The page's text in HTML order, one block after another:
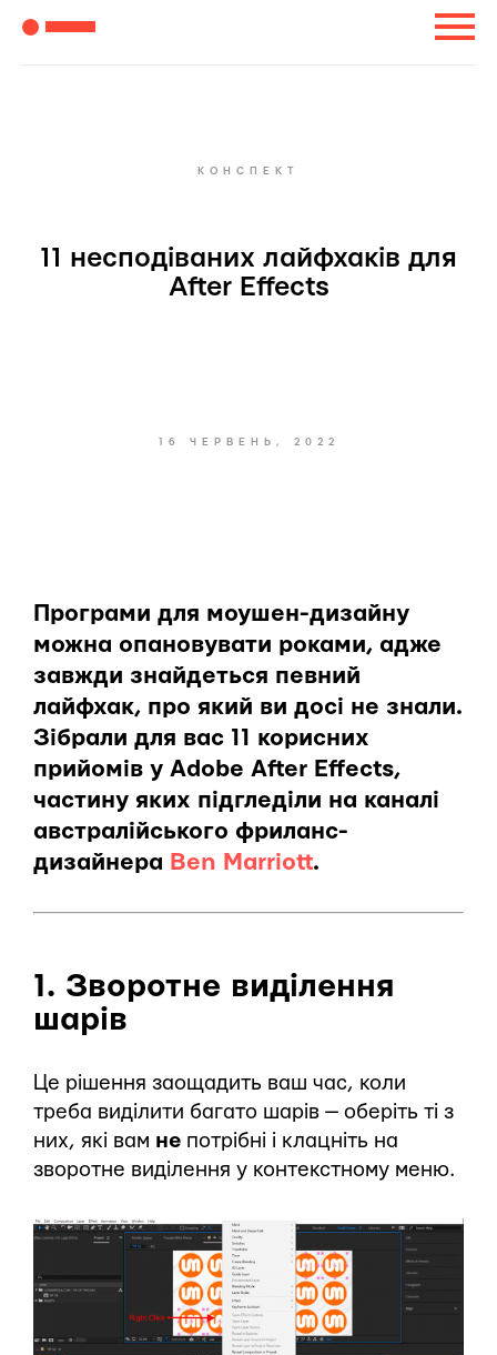
КОНСПЕКТ
11 несподіваних лайфхаків для
After Effects
16 ЧЕРВЕНЬ, 2022
Програми для моушен-дизайну
можна опановувати роками, адже
завжди знайдеться певний
лайфхак, про який ви досі не знали.
Зібрали для вас 11 корисних
прийомів у Adobe After Effects,
частину яких підгледіли на каналі
австралійського фриланс-
дизайнера Ben Marriott.
1. Зворотне виділення
шарів
Це рішення заощадить ваш час, коли
треба виділити багато шарів — оберіть ті з
них, які вам не потрібні і клацніть на
зворотне виділення у контекстному меню.